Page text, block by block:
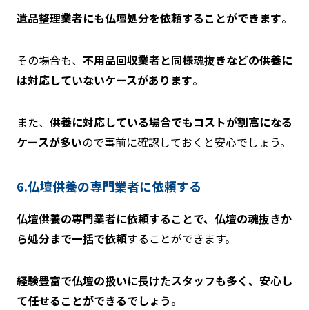
遺品整理業者にも仏壇処分を依頼することができます。
その場合も、 不用品回収業者と同様魂抜きなどの供養に
は対応していないケースがあります。
また、 供養に対応している場合でもコストが割高になる
ケースが多いので事前に確認しておくと安心でしょう。
6.仏壇供養の専門業者に依頼する
仏壇供養の専門業者に依頼することで、仏壇の魂抜きか
ら処分まで一括で依頼することができます。
経験豊富で仏壇の扱いに長けたスタッフも多く、安心し
て任せることができるでしょう。